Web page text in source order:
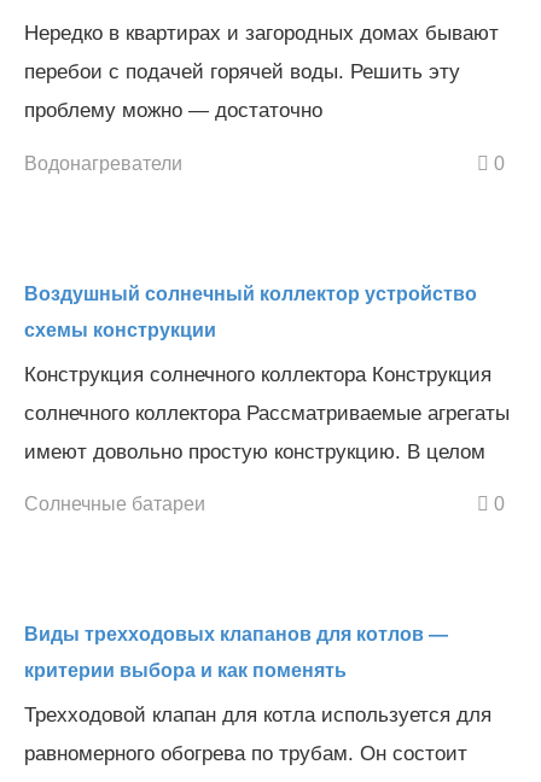
Нередко в квартирах и загородных домах бывают
перебои с подачей горячей воды. Решить эту
проблему можно — достаточно
Водонагреватели 0
Воздушный солнечный коллектор устройство
схемы конструкции
Конструкция солнечного коллектора Конструкция
солнечного коллектора Рассматриваемые агрегаты
имеют довольно простую конструкцию. В целом
Солнечные батареи 0
Виды трехходовых клапанов для котлов —
критерии выбора и как поменять
Трехходовой клапан для котла используется для
равномерного обогрева по трубам. Он состоит